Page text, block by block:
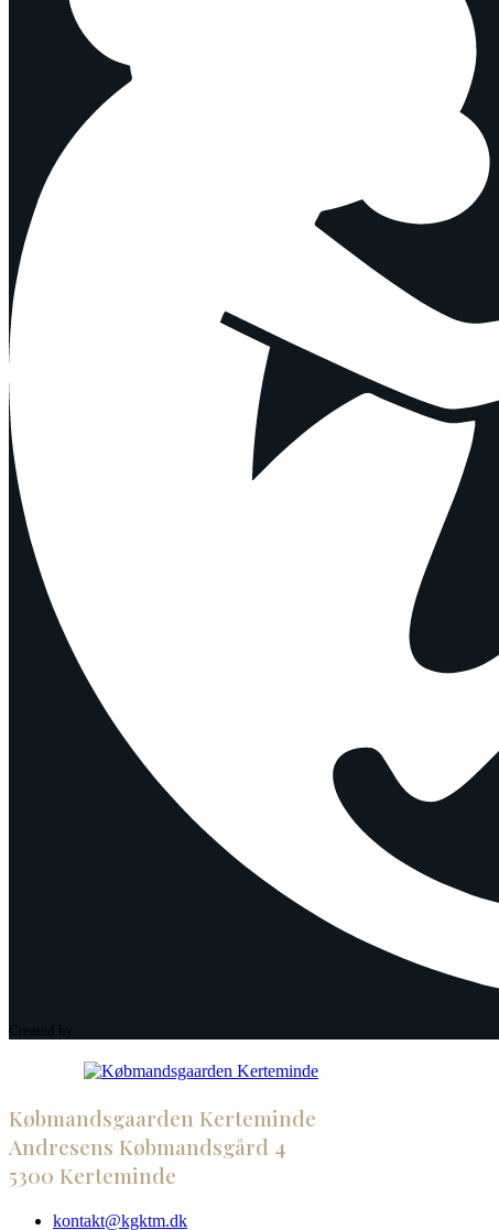
Created by
Købmandsgaarden Kerteminde
Andresens Købmandsgård 4
5300 Kerteminde
kontakt@kgktm.dk